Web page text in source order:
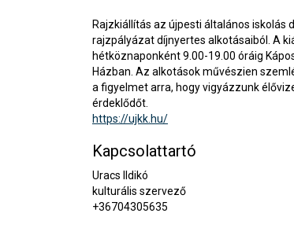
Rajzkiállítás az újpesti általános iskolás
rajzpályázat díjnyertes alkotásaiból. A
hétköznaponként 9.00-19.00 óráig
Házban. Az alkotások művészien
a figyelmet arra, hogy vigyázzunk
érdeklődőt.
https://ujkk.hu/
Kapcsolattartó
Uracs Ildikó
kulturális szervező
+36704305635